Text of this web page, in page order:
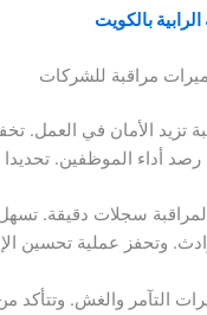
بالكويت
مراقبة للشركات
تزيد الأمان في العمل.
رصد أداء الموظفين. تحديدا
سجلات دقيقة.
وتحفز عملية تحسين
التآمر والغش. وتتأكد